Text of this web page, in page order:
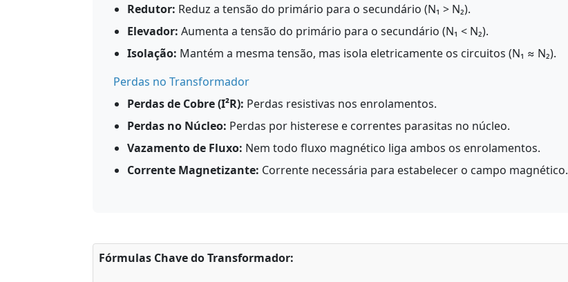
Redutor: Reduz a tensão do primário para o secundário (N₁ > N₂).
Elevador: Aumenta a tensão do primário para o secundário (N₁ < N₂).
Isolação: Mantém a mesma tensão, mas isola eletricamente os circuitos (N₁ ≈ N₂).
Perdas no Transformador
Perdas de Cobre (I²R): Perdas resistivas nos enrolamentos.
Perdas no Núcleo: Perdas por histerese e correntes parasitas no núcleo.
Vazamento de Fluxo: Nem todo fluxo magnético liga ambos os enrolamentos.
Corrente Magnetizante: Corrente necessária para estabelecer o campo magnético.
Fórmulas Chave do Transformador: